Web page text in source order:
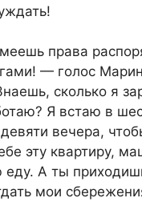
права
— голос
сколько я
Я встаю в
вечера,
эту квартиру,
еду. А ты
мои